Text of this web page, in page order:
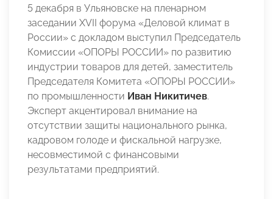
5 декабря в Ульяновске на пленарном
заседании XVII форума «Деловой климат в
России» с докладом выступил Председатель
Комиссии «ОПОРЫ РОССИИ» по развитию
индустрии товаров для детей, заместитель
Председателя Комитета «ОПОРЫ РОССИИ»
по промышленности Иван Никитичев.
Эксперт акцентировал внимание на
отсутствии защиты национального рынка,
кадровом голоде и фискальной нагрузке,
несовместимой с финансовыми
результатами предприятий.